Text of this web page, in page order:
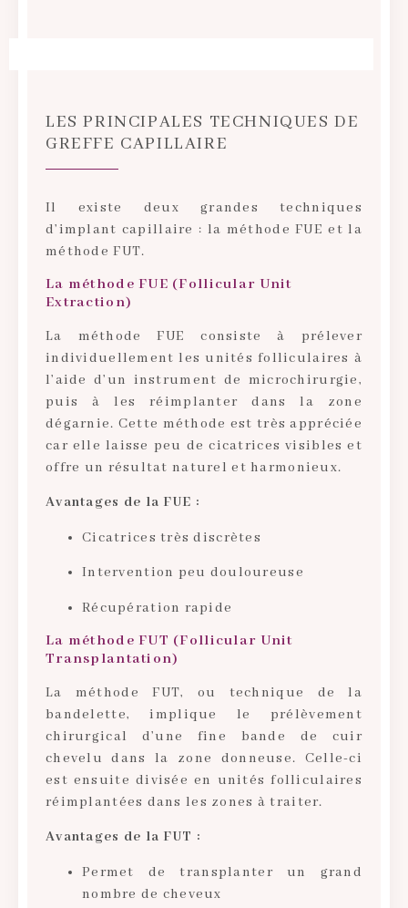
LES PRINCIPALES TECHNIQUES DE
GREFFE CAPILLAIRE
Il existe deux grandes techniques
d’implant capillaire : la méthode FUE et la
méthode FUT.
La méthode FUE (Follicular Unit
Extraction)
La méthode FUE consiste à prélever
individuellement les unités folliculaires à
l’aide d’un instrument de microchirurgie,
puis à les réimplanter dans la zone
dégarnie. Cette méthode est très appréciée
car elle laisse peu de cicatrices visibles et
offre un résultat naturel et harmonieux.
Avantages de la FUE :
Cicatrices très discrètes
Intervention peu douloureuse
Récupération rapide
La méthode FUT (Follicular Unit
Transplantation)
La méthode FUT, ou technique de la
bandelette, implique le prélèvement
chirurgical d’une fine bande de cuir
chevelu dans la zone donneuse. Celle-ci
est ensuite divisée en unités folliculaires
réimplantées dans les zones à traiter.
Avantages de la FUT :
Permet de transplanter un grand
nombre de cheveux